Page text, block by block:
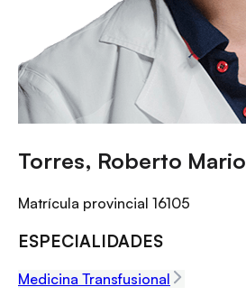
Torres, Roberto Mario
Matrícula provincial 16105
ESPECIALIDADES
Medicina Transfusional